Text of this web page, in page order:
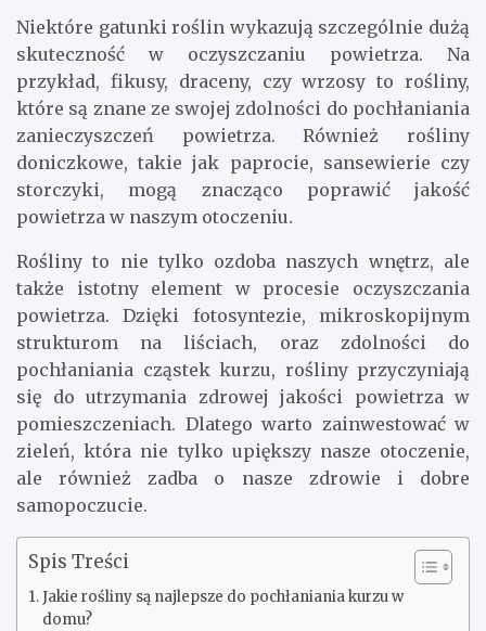
Niektóre gatunki roślin wykazują szczególnie dużą
skuteczność w oczyszczaniu powietrza. Na
przykład, fikusy, draceny, czy wrzosy to rośliny,
które są znane ze swojej zdolności do pochłaniania
zanieczyszczeń powietrza. Również rośliny
doniczkowe, takie jak paprocie, sansewierie czy
storczyki, mogą znacząco poprawić jakość
powietrza w naszym otoczeniu.
Rośliny to nie tylko ozdoba naszych wnętrz, ale
także istotny element w procesie oczyszczania
powietrza. Dzięki fotosyntezie, mikroskopijnym
strukturom na liściach, oraz zdolności do
pochłaniania cząstek kurzu, rośliny przyczyniają
się do utrzymania zdrowej jakości powietrza w
pomieszczeniach. Dlatego warto zainwestować w
zieleń, która nie tylko upiększy nasze otoczenie,
ale również zadba o nasze zdrowie i dobre
samopoczucie.
Spis Treści
Jakie rośliny są najlepsze do pochłaniania kurzu w
domu?